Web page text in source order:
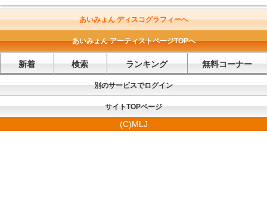
あいみょん ディスコグラフィーへ
あいみょん アーティストページTOPへ
新着 検索 ランキング 無料コーナー
別のサービスでログイン
サイトTOPページ
(C)MLJ